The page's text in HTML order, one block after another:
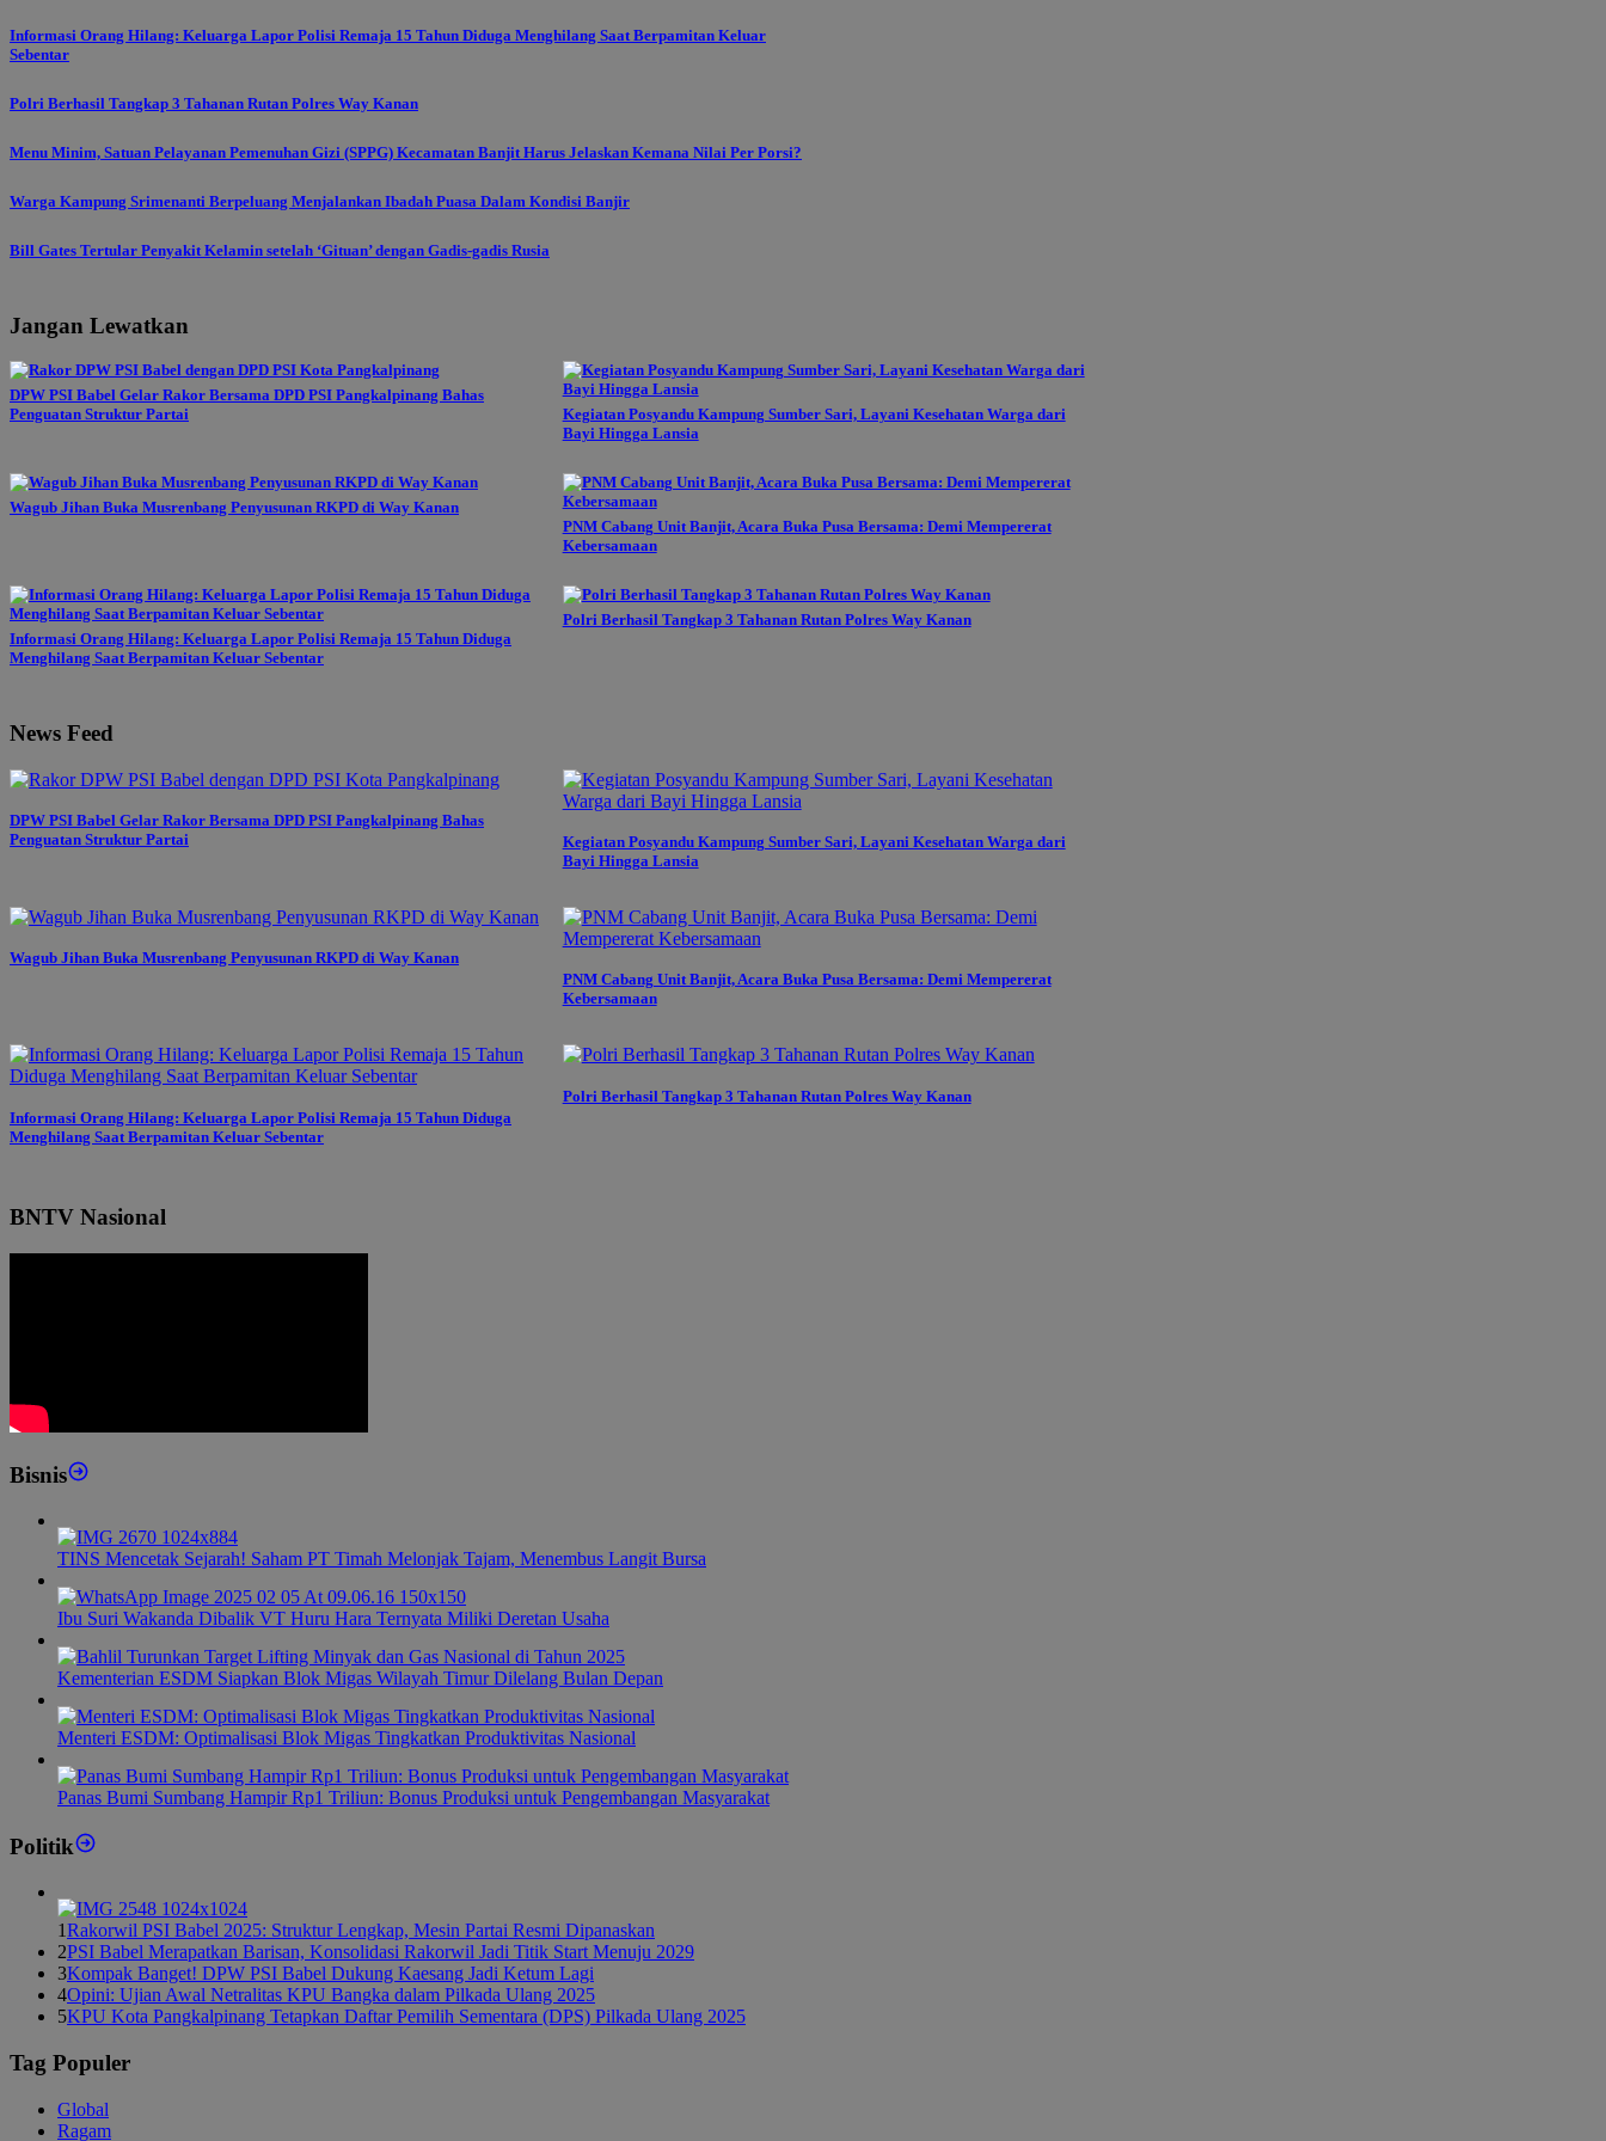
Informasi Orang Hilang: Keluarga Lapor Polisi Remaja 15 Tahun Diduga Menghilang Saat Berpamitan Keluar
Sebentar
Polri Berhasil Tangkap 3 Tahanan Rutan Polres Way Kanan
Menu Minim, Satuan Pelayanan Pemenuhan Gizi (SPPG) Kecamatan Banjit Harus Jelaskan Kemana Nilai Per Porsi?
Warga Kampung Srimenanti Berpeluang Menjalankan Ibadah Puasa Dalam Kondisi Banjir
Bill Gates Tertular Penyakit Kelamin setelah ‘Gituan’ dengan Gadis-gadis Rusia
Jangan Lewatkan
DPW PSI Babel Gelar Rakor Bersama DPD PSI Pangkalpinang Bahas
Penguatan Struktur Partai
Kegiatan Posyandu Kampung Sumber Sari, Layani Kesehatan Warga dari
Bayi Hingga Lansia
Wagub Jihan Buka Musrenbang Penyusunan RKPD di Way Kanan
PNM Cabang Unit Banjit, Acara Buka Pusa Bersama: Demi Mempererat
Kebersamaan
Informasi Orang Hilang: Keluarga Lapor Polisi Remaja 15 Tahun Diduga
Menghilang Saat Berpamitan Keluar Sebentar
Polri Berhasil Tangkap 3 Tahanan Rutan Polres Way Kanan
News Feed
DPW PSI Babel Gelar Rakor Bersama DPD PSI Pangkalpinang Bahas
Penguatan Struktur Partai
Kegiatan Posyandu Kampung Sumber Sari, Layani Kesehatan Warga dari
Bayi Hingga Lansia
Wagub Jihan Buka Musrenbang Penyusunan RKPD di Way Kanan
PNM Cabang Unit Banjit, Acara Buka Pusa Bersama: Demi Mempererat
Kebersamaan
Informasi Orang Hilang: Keluarga Lapor Polisi Remaja 15 Tahun Diduga
Menghilang Saat Berpamitan Keluar Sebentar
Polri Berhasil Tangkap 3 Tahanan Rutan Polres Way Kanan
BNTV Nasional
Bisnis
TINS Mencetak Sejarah! Saham PT Timah Melonjak Tajam, Menembus Langit Bursa
Ibu Suri Wakanda Dibalik VT Huru Hara Ternyata Miliki Deretan Usaha
Kementerian ESDM Siapkan Blok Migas Wilayah Timur Dilelang Bulan Depan
Menteri ESDM: Optimalisasi Blok Migas Tingkatkan Produktivitas Nasional
Panas Bumi Sumbang Hampir Rp1 Triliun: Bonus Produksi untuk Pengembangan Masyarakat
Politik
1Rakorwil PSI Babel 2025: Struktur Lengkap, Mesin Partai Resmi Dipanaskan
2PSI Babel Merapatkan Barisan, Konsolidasi Rakorwil Jadi Titik Start Menuju 2029
3Kompak Banget! DPW PSI Babel Dukung Kaesang Jadi Ketum Lagi
4Opini: Ujian Awal Netralitas KPU Bangka dalam Pilkada Ulang 2025
5KPU Kota Pangkalpinang Tetapkan Daftar Pemilih Sementara (DPS) Pilkada Ulang 2025
Tag Populer
Global
Ragam